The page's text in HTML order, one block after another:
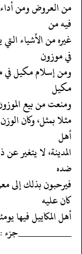
‏‏‏‏من العروض ومن أداء
فيه من
‏‏‏‏غيره من الأشياء
في موزون
‏‏‏‏ومن إسلام مكيل في
مكيل
‏‏‏‏ومنعت من بيع
‏‏‏‏مثلا بمثل، وكان
أهل
‏‏‏‏المدينة، لا يتغير
ضده
‏‏‏‏فيرحبون بذلك إلى
كان عليه
‏‏‏‏أهل المكاييل فيها
‏‏‏‏__________جزء : 1 /صفحہ : 316__________